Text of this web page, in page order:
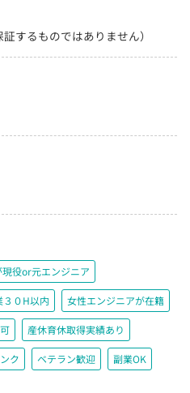
するものではありません）
役or元エンジニア
３０H以内 女性エンジニアが在籍
産休育休取得実績あり
ク ベテラン歓迎 副業OK